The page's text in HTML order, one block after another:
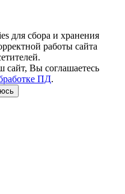
для сбора и хранения
работы сайта
сайт, Вы соглашаетесь
ПД.